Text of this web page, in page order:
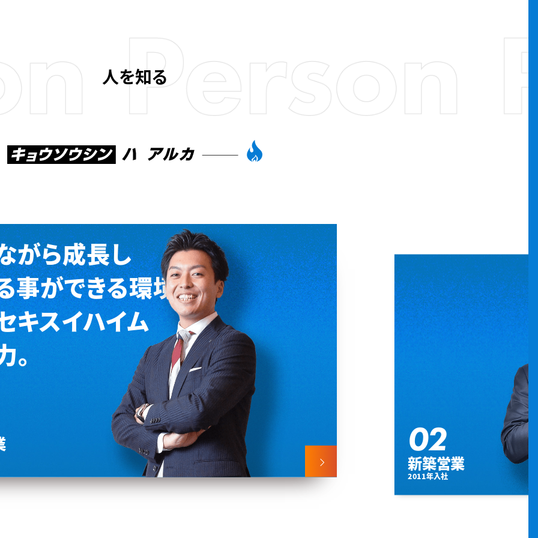
人を知る
がら成長し
事ができる環境が
キスイハイム
02
新築営業
2011年入社